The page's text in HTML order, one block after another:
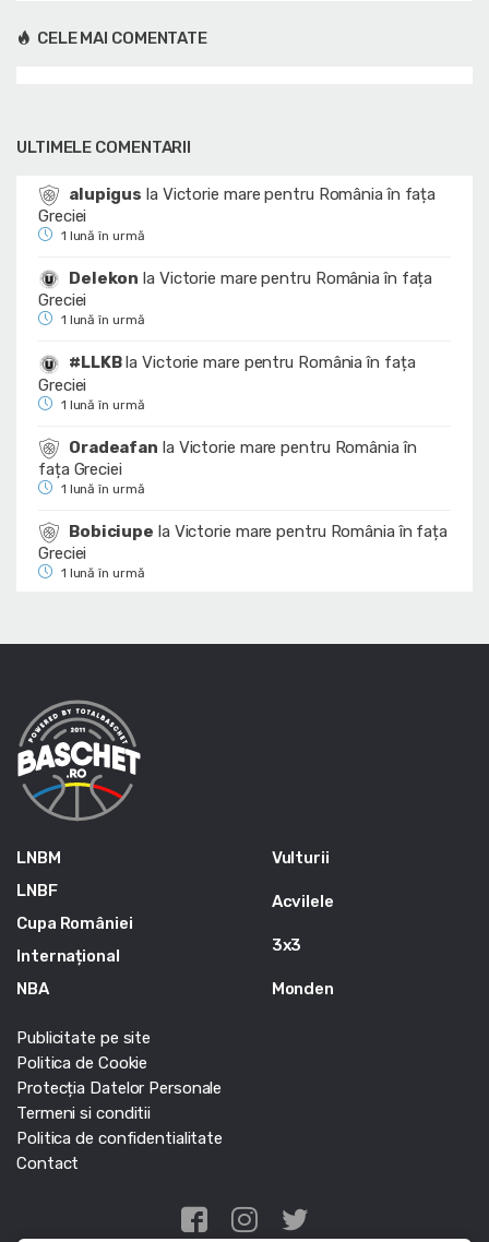
CELE MAI COMENTATE
ULTIMELE COMENTARII
alupigus la Victorie mare pentru România în fața
Greciei
1 lună în urmă
Delekon la Victorie mare pentru România în fața
Greciei
1 lună în urmă
#LLKBlaVictorie mare pentru România în fața
Greciei
1 lună în urmă
Oradeafan la Victorie mare pentru România în
fața Greciei
1 lună în urmă
Bobiciupe la Victorie mare pentru România în fața
Greciei
1 lună în urmă
LNBM
LNBF
Cupa României
Internațional
NBA
Vulturii
Acvilele
3x3
Monden
Publicitate pe site
Politica de Cookie
Protecția Datelor Personale
Termeni si conditii
Politica de confidentialitate
Contact